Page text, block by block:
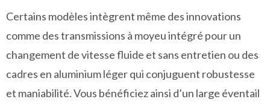
Certains modèles intègrent même des innovations
comme des transmissions à moyeu intégré pour un
changement de vitesse fluide et sans entretien ou des
cadres en aluminium léger qui conjuguent robustesse
et maniabilité. Vous bénéficiez ainsi d’un large éventail